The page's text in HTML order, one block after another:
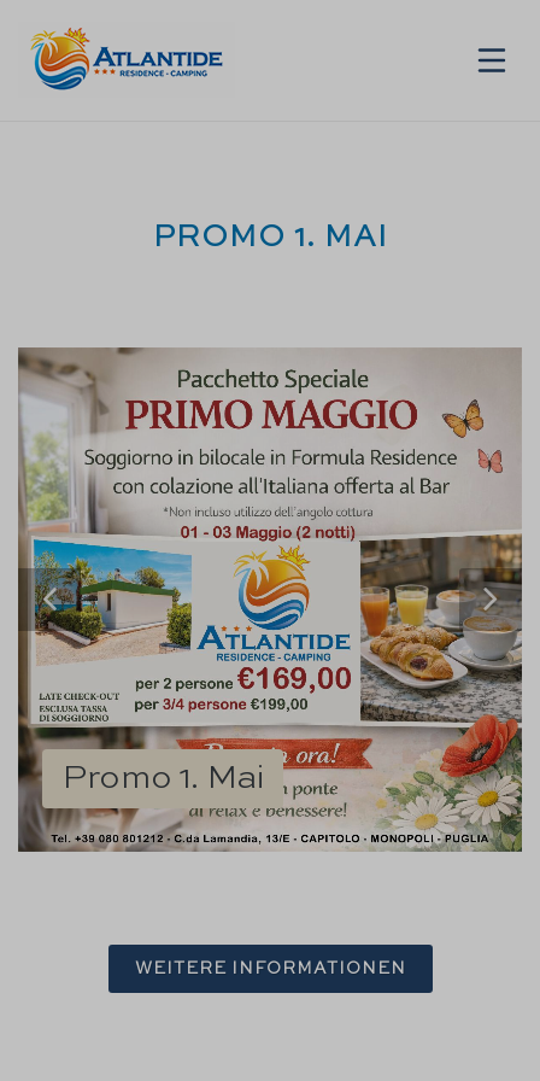
PROMO 1. MAI
Promo 1. Mai
WEITERE INFORMATIONEN